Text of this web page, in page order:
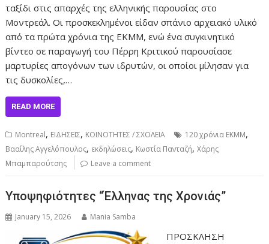
ταξίδι στις απαρχές της ελληνικής παρουσίας στο
Μοντρεάλ. Οι προσκεκλημένοι είδαν σπάνιο αρχειακό υλικό
από τα πρώτα χρόνια της ΕΚΜΜ, ενώ ένα συγκινητικό
βίντεο σε παραγωγή του Πέρρη Κριτικού παρουσίασε
μαρτυρίες απογόνων των ιδρυτών, οι οποίοι μίλησαν για
τις δυσκολίες,…
READ MORE
Montreal, ΕΙΔΗΣΕΙΣ, ΚΟΙΝΟΤΗΤΕΣ / ΣΧΟΛΕΙΑ 120 χρόνια ΕΚΜΜ,
Βααίλης Αγγελόπουλος, εκδηλώσεις, Κωστία Πανταζή,Χάρης
Μπαμπαρούτσης
Leave a comment
Υποψηφιότητες “Έλληνας της Χρονιάς”
January 15, 2026 Mania Samba
ΠΡΟΣΚΛΗΣΗ